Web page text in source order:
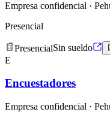
Empresa confidencial ·
Presencial
PresencialSin sueldo
E
Encuestadores
Empresa confidencial ·